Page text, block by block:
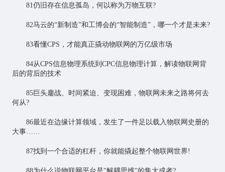
81仍旧存在信息孤岛，何以称为万物互联?
82马云的“新制造”和工博会的“智能制造”，哪一个才是未来?
83看懂CPS，才能真正撬动物联网的万亿级市场
84从CPS信息物理系统到CPC信息物理计算，解读物联网背
后的背后的技术
85巨头鏖战、时间紧迫、变现困难，物联网未来之路将何去
何从?
86最近在边缘计算领域，发生了一件足以载入物联网史册的
大事……
87找到一个合适的杠杆，你就能撬起整个物联网世界!